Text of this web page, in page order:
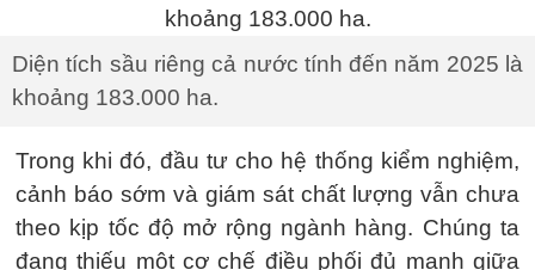
Diện tích sầu riêng cả nước tính đến năm 2025 là
khoảng 183.000 ha.
Trong khi đó, đầu tư cho hệ thống kiểm nghiệm,
cảnh báo sớm và giám sát chất lượng vẫn chưa
theo kịp tốc độ mở rộng ngành hàng. Chúng ta
đang thiếu một cơ chế điều phối đủ mạnh giữa